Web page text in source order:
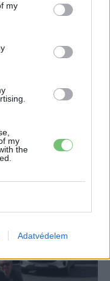
my
my
the
Adatvédelem
1 hozzászólás
leállást is jelenthet
a visszahívás!